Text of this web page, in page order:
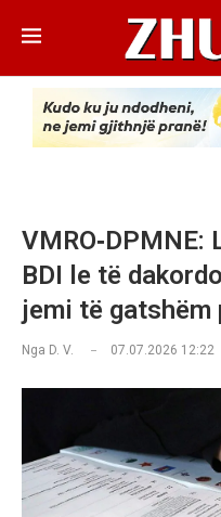
VMRO‑DPMNE:
BDI le të
jemi të gatshëm
Nga D. V. 07.07.2026 12:22